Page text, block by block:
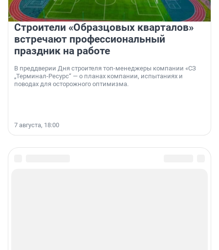
Строители «Образцовых кварталов»
встречают профессиональный
праздник на работе
В преддверии Дня строителя топ-менеджеры компании «СЗ
„Терминал-Ресурс“ — о планах компании, испытаниях и
поводах для осторожного оптимизма.
7 августа, 18:00